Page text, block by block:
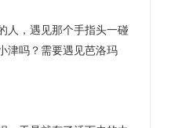
人，遇见那个手指头一碰
津吗？需要遇见芭洛玛